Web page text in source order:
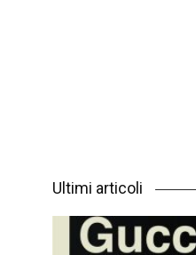
Ultimi articoli